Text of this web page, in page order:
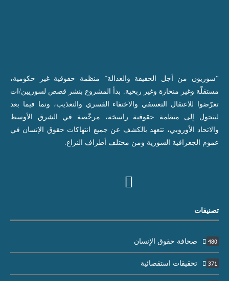
“سوريون من أجل الحقيقة والعدالة” منظمة حقوقية غير حكومية،
مستقلّة وغير منحازة وغير ربحية. بدأ المشروع بنشر قصص لسوريين/ات
تعرّضوا للاعتقال التعسفي والاختفاء القسري والتعذيب، ونما فيما بعد
ليتحول إلى منظمة حقوقية راسخة، مرخّصة في الشرق الأوسط
والاتحاد الأوروبي، تتعهد بالكشف عن جميع انتهاكات حقوق الإنسان في
عموم الجغرافية السورية ومن مختلف أطراف النزاع.
تصنيفات
صحافة حقوق الإنسان 480
تحقيقات استقصائية 371